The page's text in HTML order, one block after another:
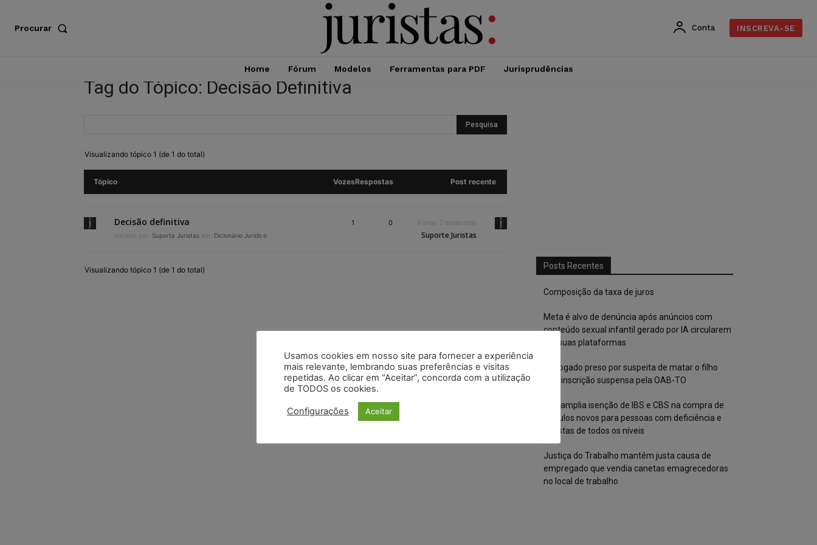
Procurar Conta INSCREVA-SE
Home Fórum Modelos Ferramentas para PDF Jurisprudências
Tag do Tópico: Decisão Definitiva
Visualizando tópico 1 (de 1 do total)
Tópico VozesRespostas Post recente
Decisão definitiva
Iniciado por: Suporte Juristas em: Dicionário Jurídico
1 0 8 anos, 2 meses atrás
Suporte Juristas
Visualizando tópico 1 (de 1 do total) Posts Recentes
Composição da taxa de juros
Meta é alvo de denúncia após anúncios com
conteúdo sexual infantil gerado por IA circularem
em suas plataformas
Advogado preso por suspeita de matar o filho
tem inscrição suspensa pela OAB-TO
STF amplia isenção de IBS e CBS na compra de
veículos novos para pessoas com deficiência e
autistas de todos os níveis
Justiça do Trabalho mantém justa causa de
empregado que vendia canetas emagrecedoras
no local de trabalho
Usamos cookies em nosso site para fornecer a experiência
mais relevante, lembrando suas preferências e visitas
repetidas. Ao clicar em “Aceitar”, concorda com a utilização
de TODOS os cookies.
Configurações Aceitar